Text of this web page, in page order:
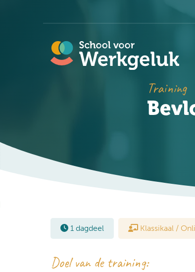
Training
1 dagdeel Klassikaal /
Doel van de training: